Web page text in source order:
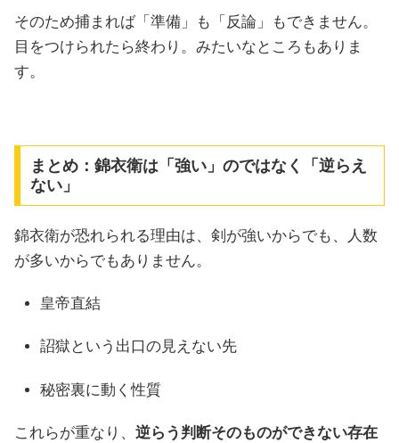
そのため捕まれば「準備」も「反論」もできません。
目をつけられたら終わり。みたいなところもありま
す。
まとめ：錦衣衛は「強い」のではなく「逆らえ
ない」
錦衣衛が恐れられる理由は、剣が強いからでも、人数
が多いからでもありません。
皇帝直結
詔獄という出口の見えない先
秘密裏に動く性質
これらが重なり、 逆らう判断そのものができない存在